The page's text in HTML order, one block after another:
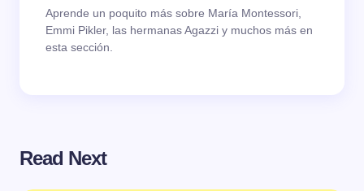
Aprende un poquito más sobre María Montessori,
Emmi Pikler, las hermanas Agazzi y muchos más en
esta sección.
Read Next